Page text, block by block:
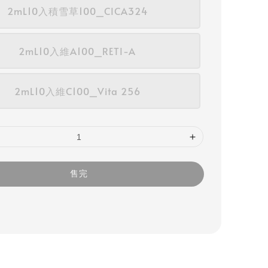
2mL10入積雪草100_CICA324
2mL10入維A100_RETI-A
2mL10入維C100_Vita 256
售完